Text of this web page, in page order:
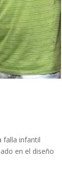
falla infantil
en el diseño